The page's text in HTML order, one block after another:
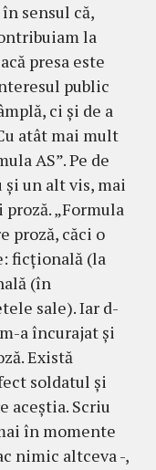
sensul că,
la
presa este
public
ci şi de a
atât mai mult
AS”. Pe de
un alt vis, mai
proză. „Formula
proză, căci o
ficţională (la
(în
sale). Iar d-
a încurajat şi
Există
soldatul şi
aceştia. Scriu
în momente
nimic altceva -,